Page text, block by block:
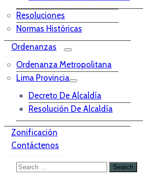
Resoluciones
Normas Históricas
Ordenanzas
Ordenanza Metropolitana
Lima Provincia
Decreto De Alcaldía
Resolución De Alcaldía
Zonificación
Contáctenos